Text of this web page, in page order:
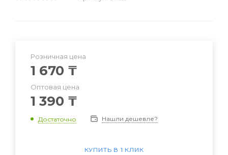
Розничная цена
1 670 ₸
Оптовая цена
1 390 ₸
Достаточно Нашли дешевле?
КУПИТЬ В 1 КЛИК